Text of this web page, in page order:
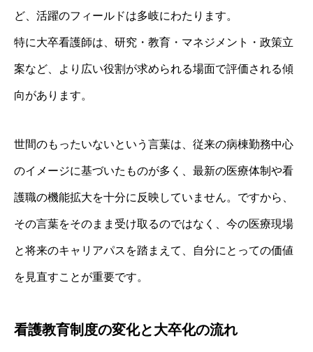
ど、活躍のフィールドは多岐にわたります。
特に大卒看護師は、研究・教育・マネジメント・政策立
案など、より広い役割が求められる場面で評価される傾
向があります。
世間のもったいないという言葉は、従来の病棟勤務中心
のイメージに基づいたものが多く、最新の医療体制や看
護職の機能拡大を十分に反映していません。ですから、
その言葉をそのまま受け取るのではなく、今の医療現場
と将来のキャリアパスを踏まえて、自分にとっての価値
を見直すことが重要です。
看護教育制度の変化と大卒化の流れ